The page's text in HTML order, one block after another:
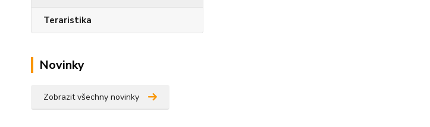
Teraristika
Novinky
Zobrazit všechny novinky